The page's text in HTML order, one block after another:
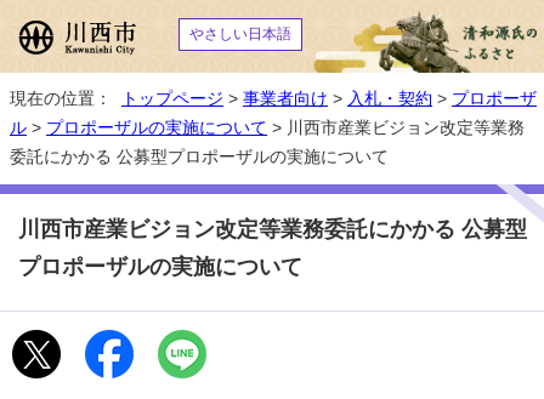
やさしい日本語
現在の位置： トップページ > 事業者向け > 入札・契約 > プロポーザ
ル > プロポーザルの実施について > 川西市産業ビジョン改定等業務
委託にかかる 公募型プロポーザルの実施について
川西市産業ビジョン改定等業務委託にかかる 公募型
プロポーザルの実施について